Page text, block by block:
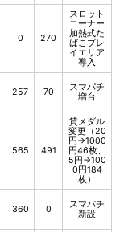
0 270
スロット
コーナー
加熱式た
ばこプレ
イエリア
導入
257 70
スマパチ
増台
565 491
貸メダル
変更（20
円→1000
円46枚、
5円→100
0円184
枚）
360 0
スマパチ
新設